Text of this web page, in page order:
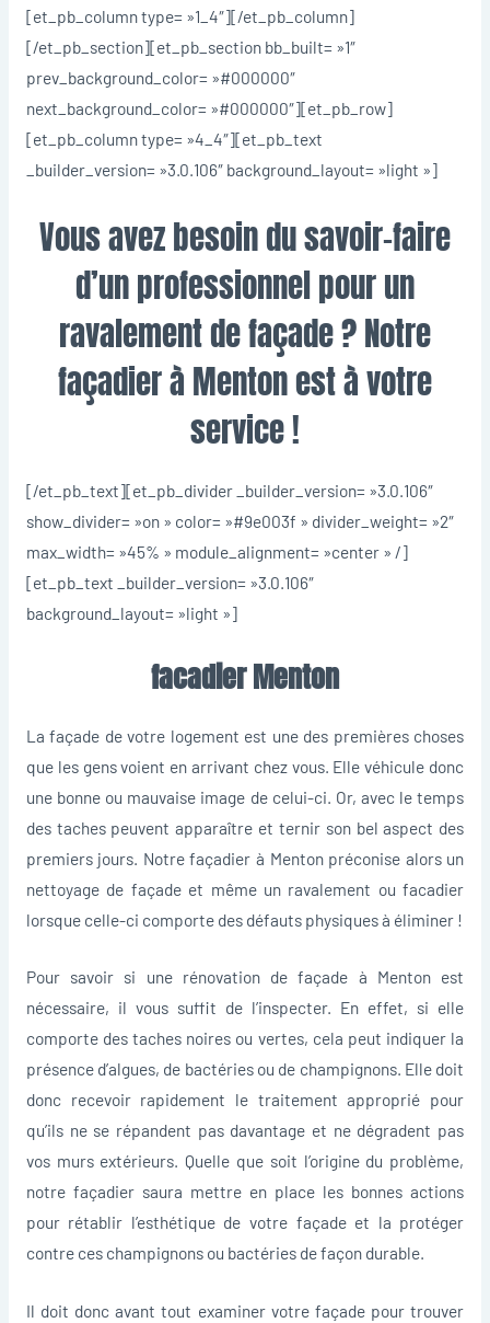
[et_pb_column type= »1_4″][/et_pb_column]
[/et_pb_section][et_pb_section bb_built= »1″
prev_background_color= »#000000″
next_background_color= »#000000″][et_pb_row]
[et_pb_column type= »4_4″][et_pb_text
_builder_version= »3.0.106″ background_layout= »light »]
Vous avez besoin du savoir-faire
d’un professionnel pour un
ravalement de façade ? Notre
façadier à Mentonest à votre
service !
[/et_pb_text][et_pb_divider _builder_version= »3.0.106″
show_divider= »on » color= »#9e003f » divider_weight= »2″
max_width= »45% » module_alignment= »center » /]
[et_pb_text _builder_version= »3.0.106″
background_layout= »light »]
facadier Menton
La façade de votre logement est une des premières choses
que les gens voient en arrivant chez vous. Elle véhicule donc
une bonne ou mauvaise image de celui-ci. Or, avec le temps
des taches peuvent apparaître et ternir son bel aspect des
premiers jours. Notre façadier à Menton préconise alors un
nettoyage de façade et même un ravalement ou facadier
lorsque celle-ci comporte des défauts physiques à éliminer !
Pour savoir si une rénovation de façade à Menton est
nécessaire, il vous suffit de l’inspecter. En effet, si elle
comporte des taches noires ou vertes, cela peut indiquer la
présence d’algues, de bactéries ou de champignons. Elle doit
donc recevoir rapidement le traitement approprié pour
qu’ils ne se répandent pas davantage et ne dégradent pas
vos murs extérieurs. Quelle que soit l’origine du problème,
notre façadier saura mettre en place les bonnes actions
pour rétablir l’esthétique de votre façade et la protéger
contre ces champignons ou bactéries de façon durable.
Il doit donc avant tout examiner votre façade pour trouver